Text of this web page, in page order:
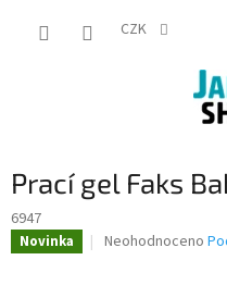
CZK
Prací gel Faks
6947
Novinka
Průměrné
Neohodnoceno